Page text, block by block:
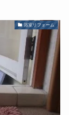
浴室リフォーム